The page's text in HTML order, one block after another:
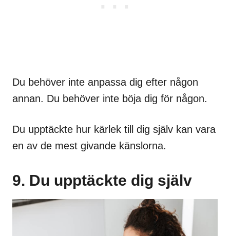
Du behöver inte anpassa dig efter någon
annan. Du behöver inte böja dig för någon.
Du upptäckte hur kärlek till dig själv kan vara
en av de mest givande känslorna.
9. Du upptäckte dig själv